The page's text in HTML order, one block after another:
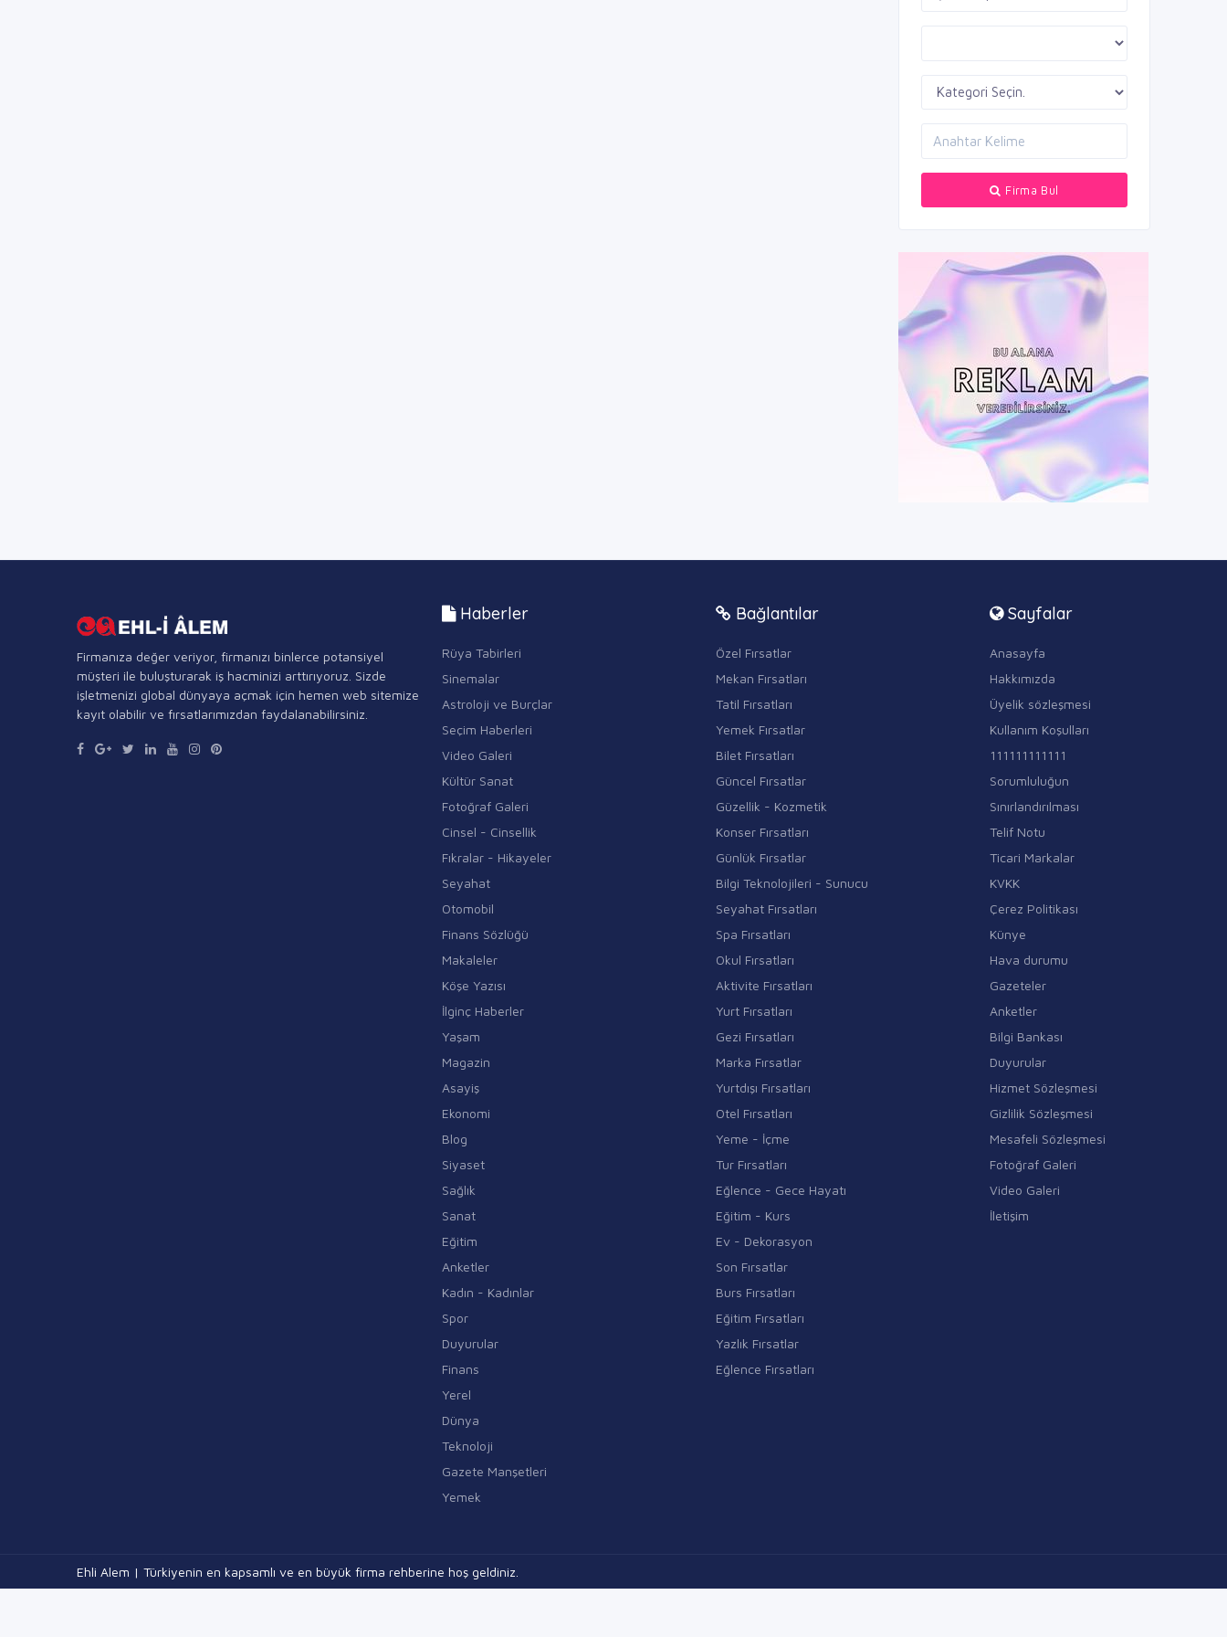
Firma Bul
Firmanıza değer veriyor, firmanızı binlerce potansiyel
müşteri ile buluşturarak iş hacminizi arttırıyoruz. Sizde
işletmenizi global dünyaya açmak için hemen web sitemize
kayıt olabilir ve fırsatlarımızdan faydalanabilirsiniz.
Haberler
Rüya Tabirleri
Sinemalar
Astroloji ve Burçlar
Seçim Haberleri
Video Galeri
Kültür Sanat
Fotoğraf Galeri
Cinsel - Cinsellik
Fıkralar - Hikayeler
Seyahat
Otomobil
Finans Sözlüğü
Makaleler
Köşe Yazısı
İlginç Haberler
Yaşam
Magazin
Asayiş
Ekonomi
Blog
Siyaset
Sağlık
Sanat
Eğitim
Anketler
Kadın - Kadınlar
Spor
Duyurular
Finans
Yerel
Dünya
Teknoloji
Gazete Manşetleri
Yemek
Bağlantılar
Özel Fırsatlar
Mekan Fırsatları
Tatil Fırsatları
Yemek Fırsatlar
Bilet Fırsatları
Güncel Fırsatlar
Güzellik - Kozmetik
Konser Fırsatları
Günlük Fırsatlar
Bilgi Teknolojileri - Sunucu
Seyahat Fırsatları
Spa Fırsatları
Okul Fırsatları
Aktivite Fırsatları
Yurt Fırsatları
Gezi Fırsatları
Marka Fırsatlar
Yurtdışı Fırsatları
Otel Fırsatları
Yeme - İçme
Tur Fırsatları
Eğlence - Gece Hayatı
Eğitim - Kurs
Ev - Dekorasyon
Son Fırsatlar
Burs Fırsatları
Eğitim Fırsatları
Yazlık Fırsatlar
Eğlence Fırsatları
Sayfalar
Anasayfa
Hakkımızda
Üyelik sözleşmesi
Kullanım Koşulları
111111111111
Sorumluluğun
Sınırlandırılması
Telif Notu
Ticari Markalar
KVKK
Çerez Politikası
Künye
Hava durumu
Gazeteler
Anketler
Bilgi Bankası
Duyurular
Hizmet Sözleşmesi
Gizlilik Sözleşmesi
Mesafeli Sözleşmesi
Fotoğraf Galeri
Video Galeri
İletişim
Ehli Alem | Türkiyenin en kapsamlı ve en büyük firma rehberine hoş geldiniz.